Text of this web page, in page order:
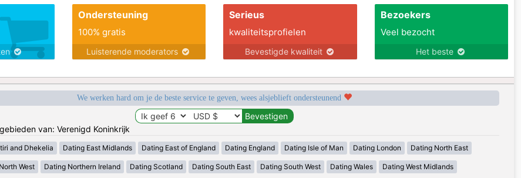
Ondersteuning
100% gratis
Luisterende moderators
Serieus
kwaliteitsprofielen
Bevestigde kwaliteit
Bezoekers
Veel bezocht
Het beste
We werken hard om je de beste service te geven, wees alsjeblieft ondersteunend
van: Verenigd Koninkrijk
and Dhekelia Dating East Midlands Dating East of England Dating England Dating Isle of Man Dating London Dating North East
West Dating Northern Ireland Dating Scotland Dating South East Dating South West Dating Wales Dating West Midlands